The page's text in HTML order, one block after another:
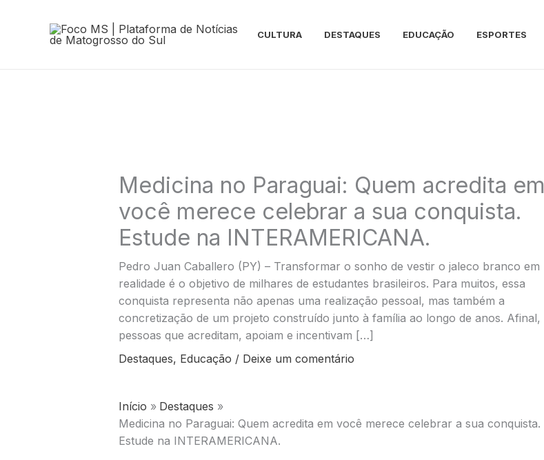
CULTURA DESTAQUES EDUCAÇÃO ESPORTES
Medicina no Paraguai: Quem acredita em
você merece celebrar a sua conquista.
Estude na INTERAMERICANA.
Pedro Juan Caballero (PY) – Transformar o sonho de vestir o jaleco branco em
realidade é o objetivo de milhares de estudantes brasileiros. Para muitos, essa
conquista representa não apenas uma realização pessoal, mas também a
concretização de um projeto construído junto à família ao longo de anos. Afinal,
pessoas que acreditam, apoiam e incentivam […]
Destaques, Educação / Deixe um comentário
Início
Destaques
Medicina no Paraguai: Quem acredita em você merece celebrar a sua conquista.
Estude na INTERAMERICANA.